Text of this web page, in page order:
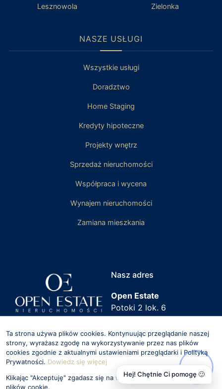
Lesznowola Zielonka
NASZE USŁUGI
Wszystkie usługi
Doradztwo
Home Staging
Kredyty hipoteczne
Projekty wnętrz
Sprzedaż nieruchomości
Współpraca i wycena
Wynajem nieruchomości
Zamiana mieszkania
Nasz adres
Open Estate
Potoki 2 lok. 6
02-717 Warszawa
Kontakt
biuro@openestate.pl
508-853-394
Tu nas znajdziesz
Zgłoś nieruchomość
Ta strona używa plików cookies. Kontynuując przeglądanie naszej
strony, wyrażasz zgodę na wykorzystywanie przez nas plików
cookies zgodnie z aktualnymi ustawieniami przeglądarki i Polityką
Prywatności. Dowiedz się więcej
Klikając "Akceptuję" zgadasz się na wykorzystywanie przez nas
plików cookie.
Hej! Chętnie Ci pomogę 🙂